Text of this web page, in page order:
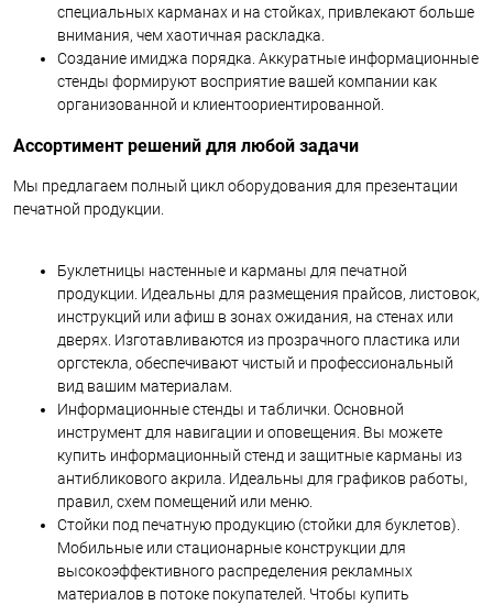
специальных карманах и на стойках, привлекают больше
внимания, чем хаотичная раскладка.
Создание имиджа порядка. Аккуратные информационные
стенды формируют восприятие вашей компании как
организованной и клиентоориентированной.
Ассортимент решений для любой задачи
Мы предлагаем полный цикл оборудования для презентации
печатной продукции.
Буклетницы настенные и карманы для печатной
продукции. Идеальны для размещения прайсов, листовок,
инструкций или афиш в зонах ожидания, на стенах или
дверях. Изготавливаются из прозрачного пластика или
оргстекла, обеспечивают чистый и профессиональный
вид вашим материалам.
Информационные стенды и таблички. Основной
инструмент для навигации и оповещения. Вы можете
купить информационный стенд и защитные карманы из
антибликового акрила. Идеальны для графиков работы,
правил, схем помещений или меню.
Стойки под печатную продукцию (стойки для буклетов).
Мобильные или стационарные конструкции для
высокоэффективного распределения рекламных
материалов в потоке покупателей. Чтобы купить